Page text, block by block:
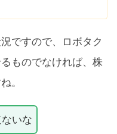
ですので、ロボタク
ものでなければ、株
。
いな